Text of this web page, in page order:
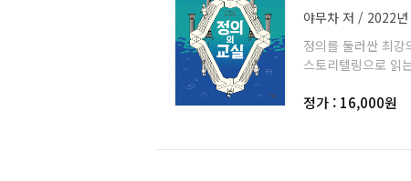
야무차 저 / 2022
정의를 둘러싼 최강
스토리텔링으로 읽
정가 : 16,000원